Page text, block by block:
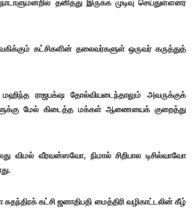
கட்சிகளின் தலைவர்களுள் ஒருவர் கருத்துத்
மஹிந்த ராஜபக்‌ஷ தோல்வியடைந்தாலும் அவருக்குக்
மேல் கிடைத்த மக்கள் ஆணையைக் குறைத்து
வீரவன்ஸவோ, நிமால் சிறிபால டிசில்வாவோ
கட்சி ஜனாதிபதி மைத்திரி வழிகாட்டலின் கீழ்